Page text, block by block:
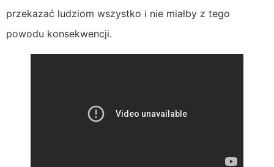
przekazać ludziom wszystko i nie miałby z tego
powodu konsekwencji.